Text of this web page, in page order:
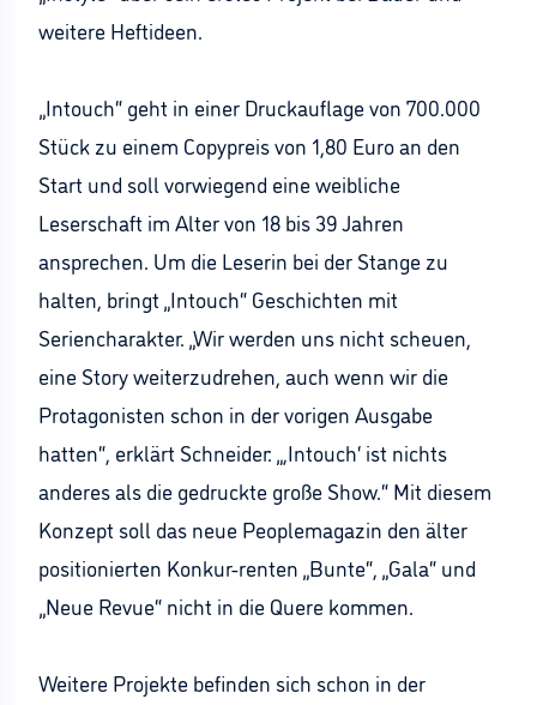
weitere Heftideen.
„Intouch“ geht in einer Druckauflage von 700.000
Stück zu einem Copypreis von 1,80 Euro an den
Start und soll vorwiegend eine weibliche
Leserschaft im Alter von 18 bis 39 Jahren
ansprechen. Um die Leserin bei der Stange zu
halten, bringt „Intouch“ Geschichten mit
Seriencharakter. „Wir werden uns nicht scheuen,
eine Story weiterzudrehen, auch wenn wir die
Protagonisten schon in der vorigen Ausgabe
hatten“, erklärt Schneider: „,Intouch‘ ist nichts
anderes als die gedruckte große Show.“ Mit diesem
Konzept soll das neue Peoplemagazin den älter
positionierten Konkur-renten „Bunte“, „Gala“ und
„Neue Revue“ nicht in die Quere kommen.
Weitere Projekte befinden sich schon in der